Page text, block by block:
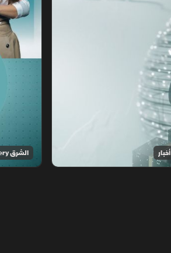
أخبار الشرق Discovery